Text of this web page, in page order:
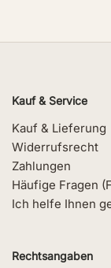
Kauf & Service
Kauf & Lieferung
Widerrufsrecht
Zahlungen
Häufige Fragen
Ich helfe Ihnen
Rechtsangaben